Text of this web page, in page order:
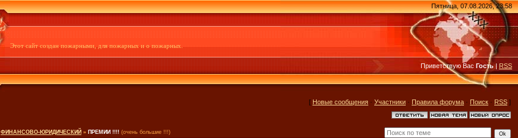
Этот сайт создан пожарными, для пожарных и о пожарных.
Пятница, 07.08.2026, 23:58
Приветствую Вас Гость|RSS
[ Новые сообщения · Участники · Правила форума · Поиск · RSS ]
ФИНАНСОВО-ЮРИДИЧЕСКИЙ » ПРЕМИИ !!!! (очень большие !!!)